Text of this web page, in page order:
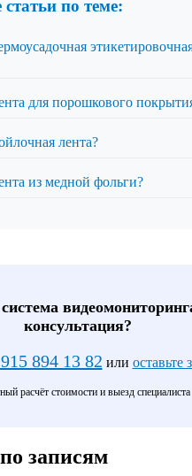
по теме:
для порошкового
лента?
из медной фольги?
консультация?
894 13 82 или оставьте
расчёт стоимости и выезд специалиста
записям